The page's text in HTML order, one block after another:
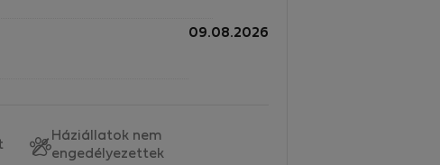
09.08.2026
Háziállatok nem
engedélyezettek